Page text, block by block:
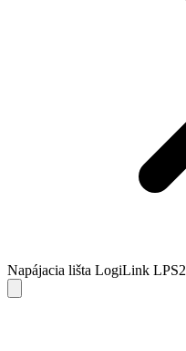
Napájacia lišta LogiLink